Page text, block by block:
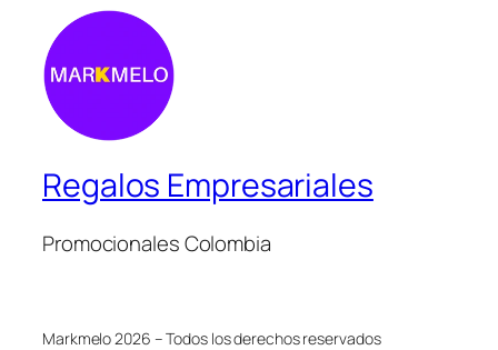
Regalos Empresariales
Promocionales Colombia
Markmelo 2026 – Todos los derechos reservados